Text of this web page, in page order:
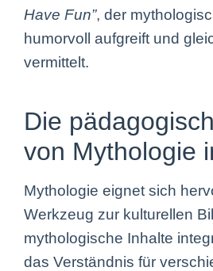
Have Fun”, der
humorvoll aufgreift und
vermittelt.
Die
von Mythologie
Mythologie eignet sich
Werkzeug zur kulturellen
mythologische Inhalte
das Verständnis für